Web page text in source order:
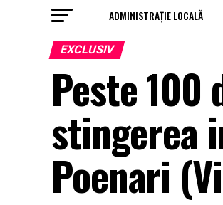
ADMINISTRAȚIE LOCALĂ
EXCLUSIV
Peste
stingerea
Poenari